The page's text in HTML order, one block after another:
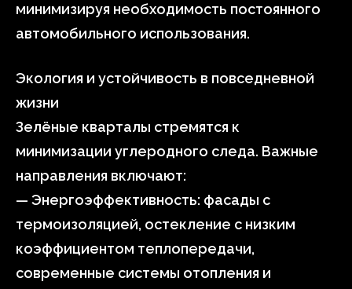
минимизируя необходимость постоянного
автомобильного использования.
Экология и устойчивость в повседневной
жизни
Зелёные кварталы стремятся к
минимизации углеродного следа. Важные
направления включают:
— Энергоэффективность: фасады с
термоизоляцией, остекление с низким
коэффициентом теплопередачи,
современные системы отопления и